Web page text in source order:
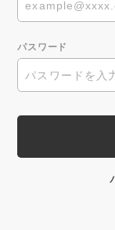
パスワード